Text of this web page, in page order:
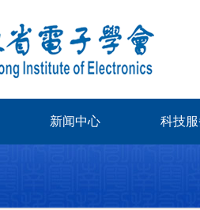
新闻中心 科技